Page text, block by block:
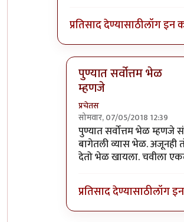
प्रतिसाद देण्यासाठीलॉग इन
पुण्यात सर्वोत्तम भेळ
म्हणजे
प्रचेतस
सोमवार, 07/05/2018 12:39
In reply toपुढच्या पिढीला
पुण्यात सर्वोत्तम भेळ म्हणजे
बागेतली व्यास भेळ. अजूनही
देतो भेळ खायला. चवीला
प्रतिसाद देण्यासाठीलॉग